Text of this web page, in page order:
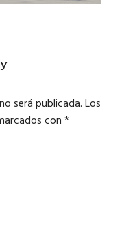
será publicada.Los
con*